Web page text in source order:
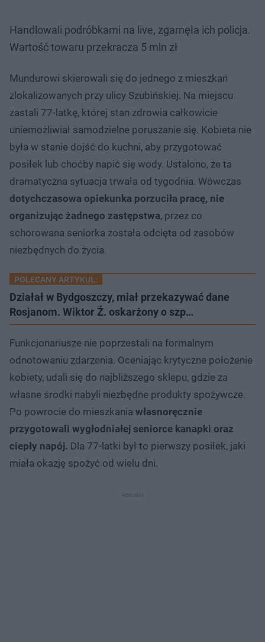
Handlowali podróbkami na live, zgarnęła ich policja.
Wartość towaru przekracza 5 mln zł
Mundurowi skierowali się do jednego z mieszkań
zlokalizowanych przy ulicy Szubińskiej. Na miejscu
zastali 77-latkę, której stan zdrowia całkowicie
uniemożliwiał samodzielne poruszanie się. Kobieta nie
była w stanie dojść do kuchni, aby przygotować
posiłek lub choćby napić się wody. Ustalono, że ta
dramatyczna sytuacja trwała od tygodnia. Wówczas
dotychczasowa opiekunka porzuciła pracę, nie
organizując żadnego zastępstwa, przez co
schorowana seniorka została odcięta od zasobów
niezbędnych do życia.
POLECANY ARTYKUŁ:
Działał w Bydgoszczy, miał przekazywać dane
Rosjanom. Wiktor Ź. oskarżony o szp…
Funkcjonariusze nie poprzestali na formalnym
odnotowaniu zdarzenia. Oceniając krytyczne położenie
kobiety, udali się do najbliższego sklepu, gdzie za
własne środki nabyli niezbędne produkty spożywcze.
Po powrocie do mieszkania własnoręcznie
przygotowali wygłodniałej seniorce kanapki oraz
ciepły napój. Dla 77-latki był to pierwszy posiłek, jaki
miała okazję spożyć od wielu dni.